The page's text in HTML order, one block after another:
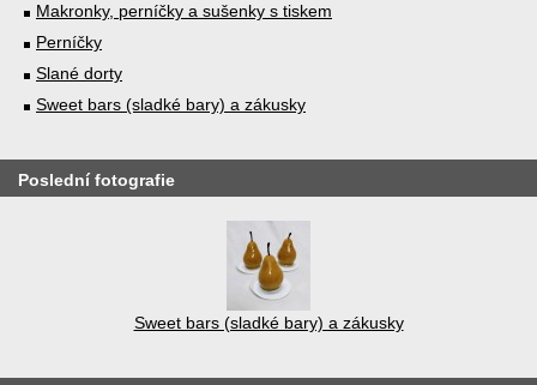
Makronky, perníčky a sušenky s tiskem
Perníčky
Slané dorty
Sweet bars (sladké bary) a zákusky
Poslední fotografie
Sweet bars (sladké bary) a zákusky